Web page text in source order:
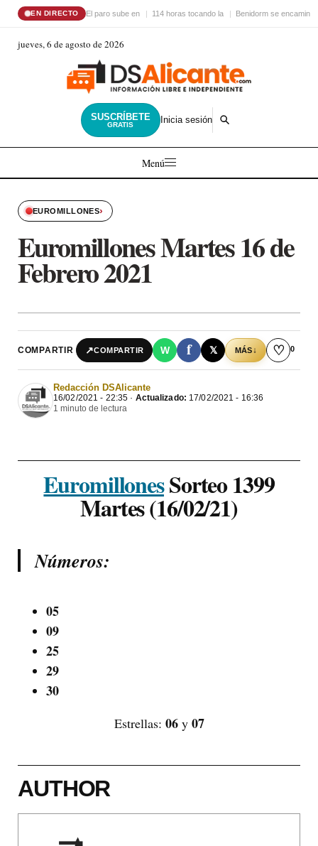
EN DIRECTO El paro sube en 114 horas tocando la Benidorm se encamina
jueves, 6 de agosto de 2026
SUSCRÍBETE
GRATIS Inicia sesión
Menú
EUROMILLONES›
Euromillones Martes 16 de
Febrero 2021
COMPARTIR ↗COMPARTIR W f 𝕏 MÁS↓ ♡ 0
Redacción DSAlicante
16/02/2021 - 22:35 · Actualizado: 17/02/2021 - 16:36
1 minuto de lectura
EuromillonesSorteo 1399
Martes (16/02/21)
Números:
05
09
25
29
30
Estrellas: 06y 07
AUTHOR